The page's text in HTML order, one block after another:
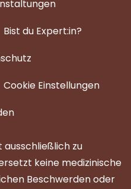
Bist du Expert:in?
Cookie Einstellungen
ausschließlich zu
keine medizinische
Beschwerden oder